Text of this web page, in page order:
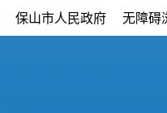
保山市人民政府 无障碍